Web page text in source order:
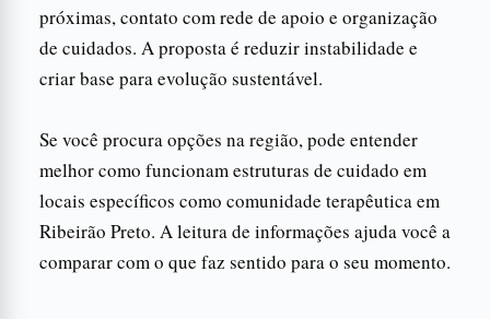
próximas, contato com rede de apoio e organização
de cuidados. A proposta é reduzir instabilidade e
criar base para evolução sustentável.
Se você procura opções na região, pode entender
melhor como funcionam estruturas de cuidado em
locais específicos como comunidade terapêutica em
Ribeirão Preto. A leitura de informações ajuda você a
comparar com o que faz sentido para o seu momento.